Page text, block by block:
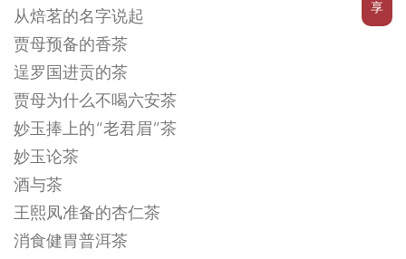
享
从焙茗的名字说起
贾母预备的香茶
逞罗国进贡的茶
贾母为什么不喝六安茶
妙玉捧上的“老君眉”茶
妙玉论茶
酒与茶
王熙凤准备的杏仁茶
消食健胃普洱茶